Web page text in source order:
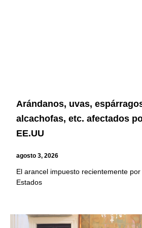
Arándanos, uvas,
alcachofas, etc. afectados
EE.UU
agosto 3, 2026
El arancel impuesto recientemente
Estados